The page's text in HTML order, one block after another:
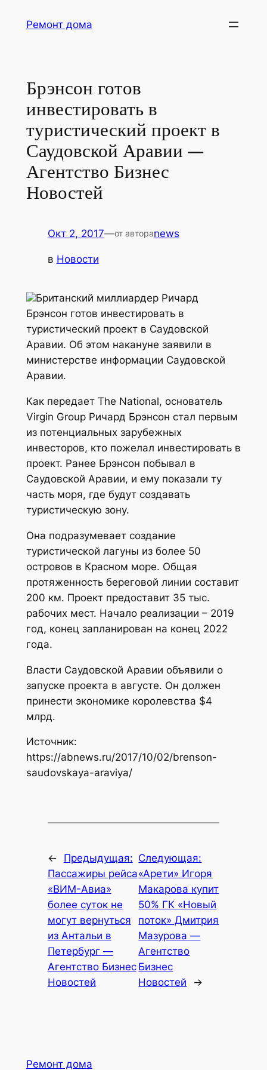
Ремонт дома
Брэнсон готов
инвестировать в
туристический проект в
Саудовской Аравии —
Агентство Бизнес
Новостей
Окт 2, 2017—от автораnews
в Новости
Британский миллиардер Ричард
Брэнсон готов инвестировать в
туристический проект в Саудовской
Аравии. Об этом накануне заявили в
министерстве информации Саудовской
Аравии.
Как передает The National, основатель
Virgin Group Ричард Брэнсон стал первым
из потенциальных зарубежных
инвесторов, кто пожелал инвестировать в
проект. Ранее Брэнсон побывал в
Саудовской Аравии, и ему показали ту
часть моря, где будут создавать
туристическую зону.
Она подразумевает создание
туристической лагуны из более 50
островов в Красном море. Общая
протяженность береговой линии составит
200 км. Проект предоставит 35 тыс.
рабочих мест. Начало реализации – 2019
год, конец запланирован на конец 2022
года.
Власти Саудовской Аравии объявили о
запуске проекта в августе. Он должен
принести экономике королевства $4
млрд.
Источник:
https://abnews.ru/2017/10/02/brenson-
saudovskaya-araviya/
←
Предыдущая:
Пассажиры рейса
«ВИМ-Авиа»
более суток не
могут вернуться
из Антальи в
Петербург —
Агентство Бизнес
Новостей
Следующая:
«Арети» Игоря
Макарова купит
50% ГК «Новый
поток» Дмитрия
Мазурова —
Агентство
Бизнес
Новостей
→
Ремонт дома